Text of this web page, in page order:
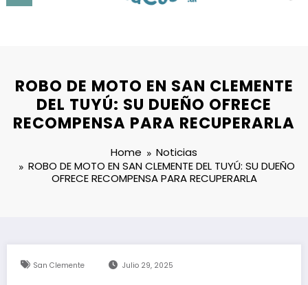
ROBO DE MOTO EN SAN CLEMENTE
DEL TUYÚ: SU DUEÑO OFRECE
RECOMPENSA PARA RECUPERARLA
Home
Noticias
ROBO DE MOTO EN SAN CLEMENTE DEL TUYÚ: SU DUEÑO
OFRECE RECOMPENSA PARA RECUPERARLA
San Clemente Julio 29, 2025